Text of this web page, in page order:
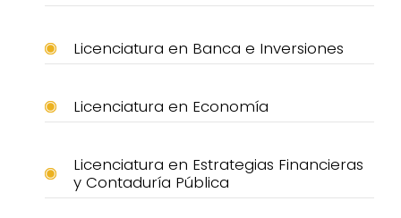
Licenciatura en Banca e Inversiones
Licenciatura en Economía
Licenciatura en Estrategias Financieras
y Contaduría Pública